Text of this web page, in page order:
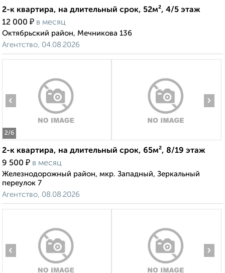
2-к квартира, на длительный срок, 52м², 4/5 этаж
12 000 ₽ в месяц
Октябрьский район, Мечникова 136
Агентство, 04.08.2026
2/6
‹ ›
2-к квартира, на длительный срок, 65м², 8/19 этаж
9 500 ₽ в месяц
Железнодорожный район, мкр. Западный, Зеркальный
переулок 7
Агентство, 08.08.2026
‹ ›